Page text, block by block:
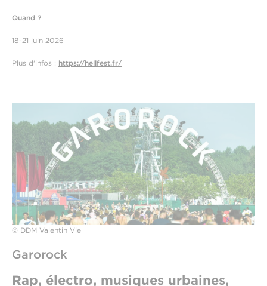
Quand ?
18-21 juin 2026
Plus d'infos : https://hellfest.fr/
© DDM Valentin Vie
Garorock
Rap, électro, musiques urbaines,